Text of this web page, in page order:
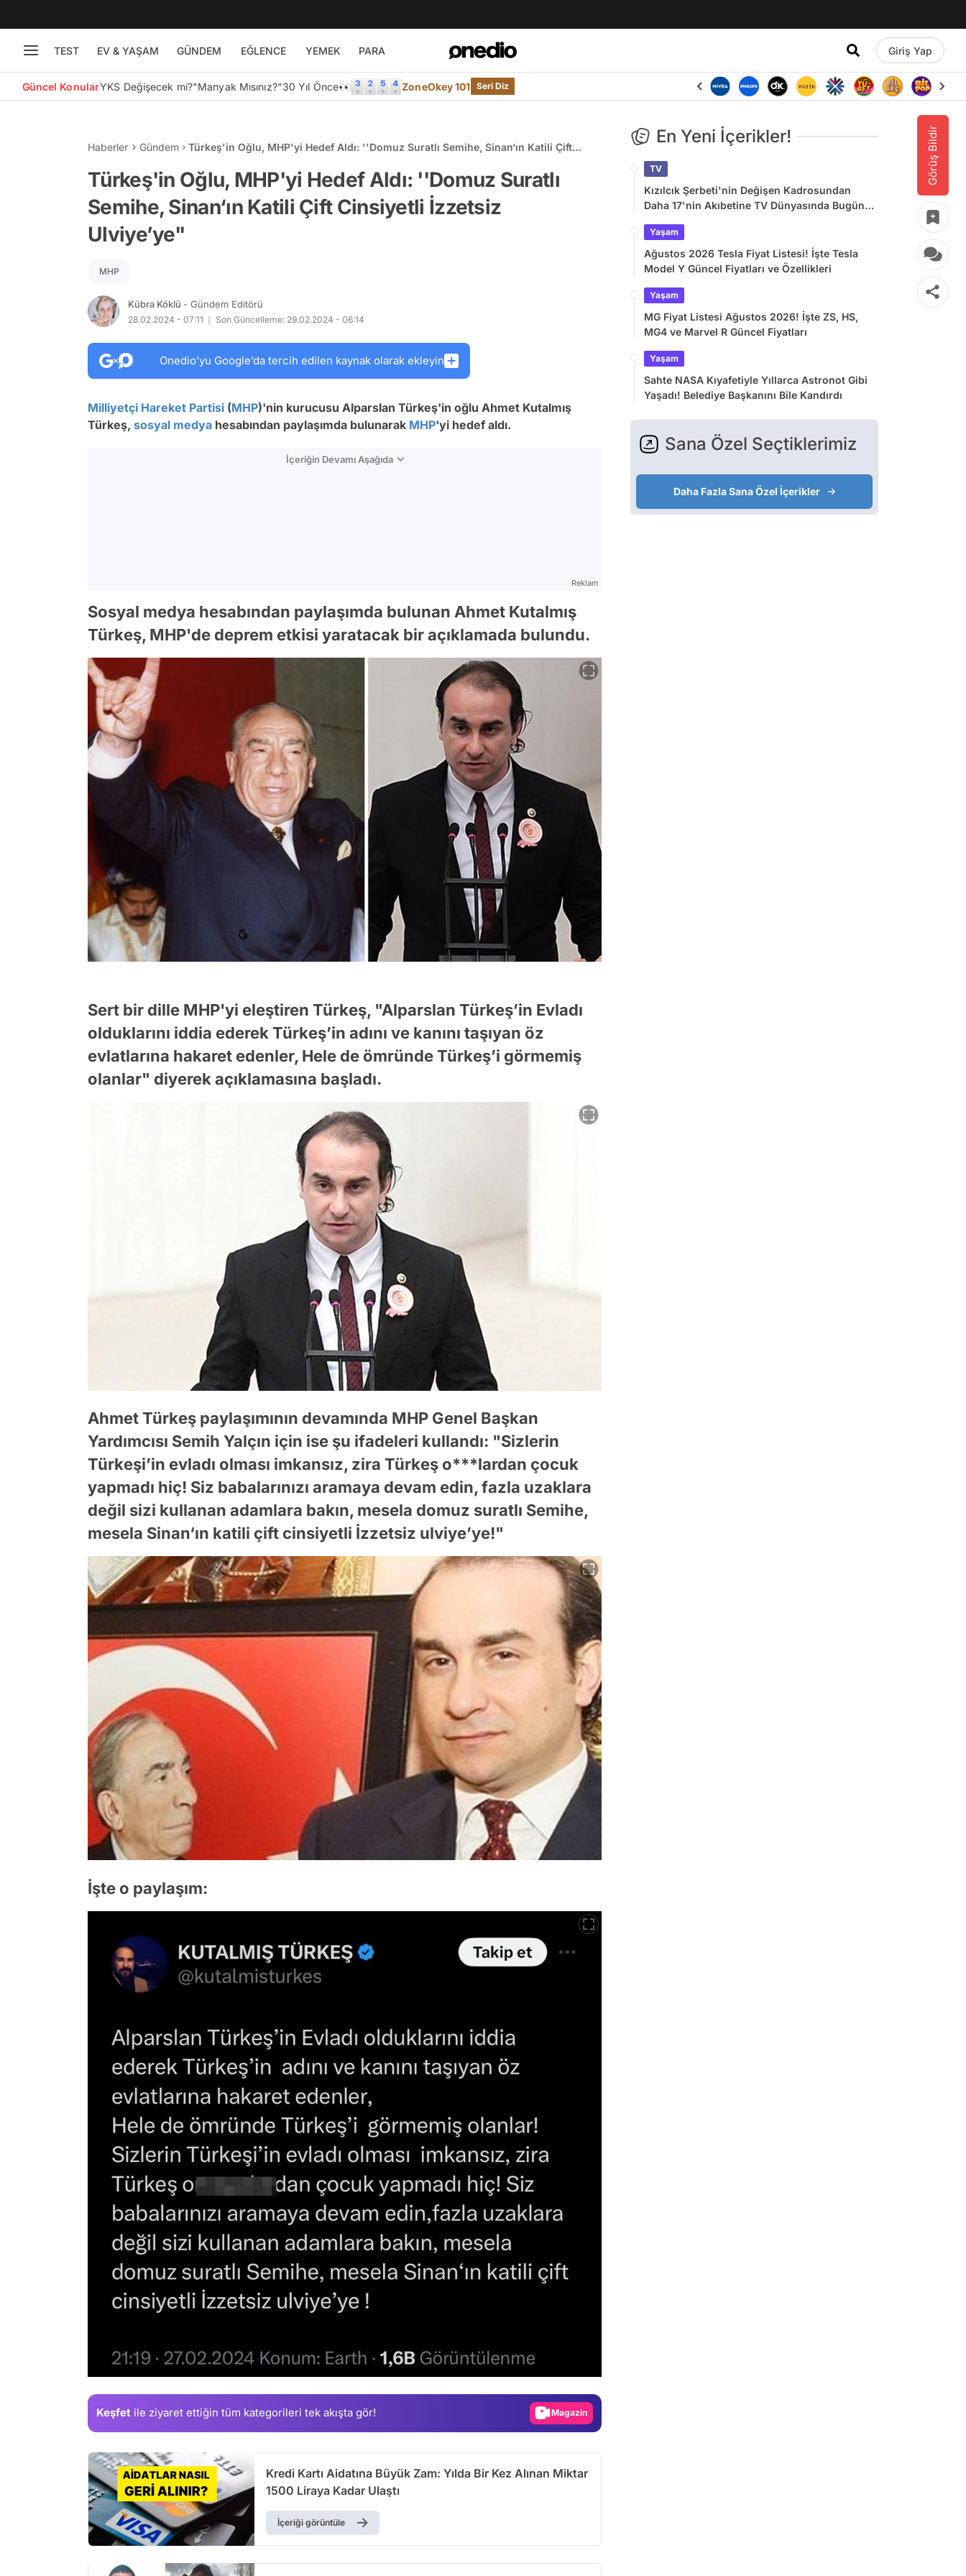
TEST EV & YAŞAM GÜNDEM EĞLENCE YEMEK PARA Giriş Yap
Güncel KonularYKS Değişecek mi?"Manyak Mısınız?"30 Yıl Önce👀 ZoneOkey 101 Seri Diz
Görüş Bildir
Haberler Gündem
Türkeş'in Oğlu, MHP'yi Hedef Aldı: ''Domuz Suratlı Semihe, Sinan‘ın Katili Çift
Türkeş'in Oğlu, MHP'yi Hedef Aldı: ''Domuz Suratlı
Semihe, Sinan‘ın Katili Çift Cinsiyetli İzzetsiz
Ulviye’ye"
MHP
Kübra Köklü - Gündem Editörü
28.02.2024 - 07:11 Son Güncelleme: 29.02.2024 - 06:14
Onedio’yu Google’da tercih edilen kaynak olarak ekleyin
Milliyetçi Hareket Partisi (MHP)'nin kurucusu Alparslan Türkeş'in oğlu Ahmet Kutalmış
Türkeş, sosyal medya hesabından paylaşımda bulunarak MHP'yi hedef aldı.
İçeriğin Devamı Aşağıda
Reklam
Sosyal medya hesabından paylaşımda bulunan Ahmet Kutalmış
Türkeş, MHP'de deprem etkisi yaratacak bir açıklamada bulundu.
Sert bir dille MHP'yi eleştiren Türkeş, "Alparslan Türkeş’in Evladı
olduklarını iddia ederek Türkeş’in adını ve kanını taşıyan öz
evlatlarına hakaret edenler, Hele de ömründe Türkeş’i görmemiş
olanlar" diyerek açıklamasına başladı.
Ahmet Türkeş paylaşımının devamında MHP Genel Başkan
Yardımcısı Semih Yalçın için ise şu ifadeleri kullandı: "Sizlerin
Türkeşi’in evladı olması imkansız, zira Türkeş o***lardan çocuk
yapmadı hiç! Siz babalarınızı aramaya devam edin, fazla uzaklara
değil sizi kullanan adamlara bakın, mesela domuz suratlı Semihe,
mesela Sinan‘ın katili çift cinsiyetli İzzetsiz ulviye’ye!"
İşte o paylaşım:
Keşfet ile ziyaret ettiğin tüm kategorileri tek akışta gör! Magazin
Kredi Kartı Aidatına Büyük Zam: Yılda Bir Kez Alınan Miktar
1500 Liraya Kadar Ulaştı
İçeriği görüntüle
En Yeni İçerikler!
TV
Kızılcık Şerbeti'nin Değişen Kadrosundan
Daha 17'nin Akıbetine TV Dünyasında Bugün
Yaşam
Ağustos 2026 Tesla Fiyat Listesi! İşte Tesla
Model Y Güncel Fiyatları ve Özellikleri
Yaşam
MG Fiyat Listesi Ağustos 2026! İşte ZS, HS,
MG4 ve Marvel R Güncel Fiyatları
Yaşam
Sahte NASA Kıyafetiyle Yıllarca Astronot Gibi
Yaşadı! Belediye Başkanını Bile Kandırdı
Sana Özel Seçtiklerimiz
Daha Fazla Sana Özel İçerikler